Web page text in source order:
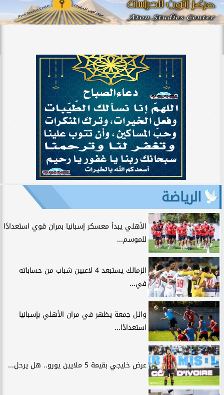
الرياضة
الأهلي يبدأ معسكر إسبانيا بمران قوي استعدادًا
للموسم...
الزمالك يستبعد 4 لاعبين شباب من حساباته
في...
وائل جمعة يظهر في مران الأهلي بإسبانيا
استعدادًا...
عرض خليجي بقيمة 5 ملايين يورو.. هل يرحل...